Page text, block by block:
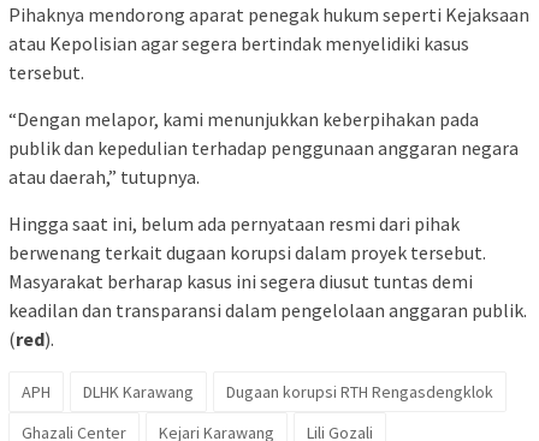
Pihaknya mendorong aparat penegak hukum seperti Kejaksaan
atau Kepolisian agar segera bertindak menyelidiki kasus
tersebut.
“Dengan melapor, kami menunjukkan keberpihakan pada
publik dan kepedulian terhadap penggunaan anggaran negara
atau daerah,” tutupnya.
Hingga saat ini, belum ada pernyataan resmi dari pihak
berwenang terkait dugaan korupsi dalam proyek tersebut.
Masyarakat berharap kasus ini segera diusut tuntas demi
keadilan dan transparansi dalam pengelolaan anggaran publik.
(red).
APH DLHK Karawang
Dugaan korupsi RTH Rengasdengklok
Ghazali Center
Kejari Karawang
Lili Gozali